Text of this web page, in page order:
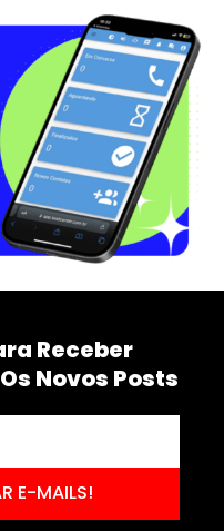
Receber
Novos Posts
E-MAILS!